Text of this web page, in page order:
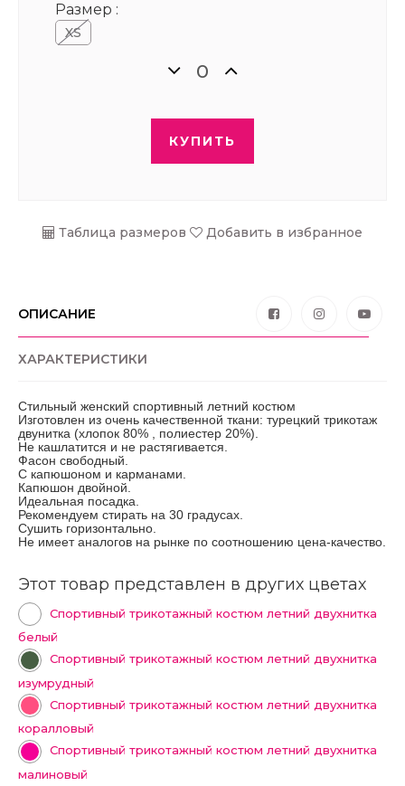
Размер :
XS
КУПИТЬ
Таблица размеров Добавить в избранное
ОПИСАНИЕ
ХАРАКТЕРИСТИКИ
Стильный женский спортивный летний костюм
Изготовлен из очень качественной ткани: турецкий трикотаж
двунитка (хлопок 80% , полиестер 20%).
Не кашлатится и не растягивается.
Фасон свободный.
С капюшоном и карманами.
Капюшон двойной.
Идеальная посадка.
Рекомендуем стирать на 30 градусах.
Сушить горизонтально.
Не имеет аналогов на рынке по соотношению цена-качество.
Этот товар представлен в других цветах
Спортивный трикотажный костюм летний двухнитка
белый
Спортивный трикотажный костюм летний двухнитка
изумрудный
Спортивный трикотажный костюм летний двухнитка
коралловый
Спортивный трикотажный костюм летний двухнитка
малиновый